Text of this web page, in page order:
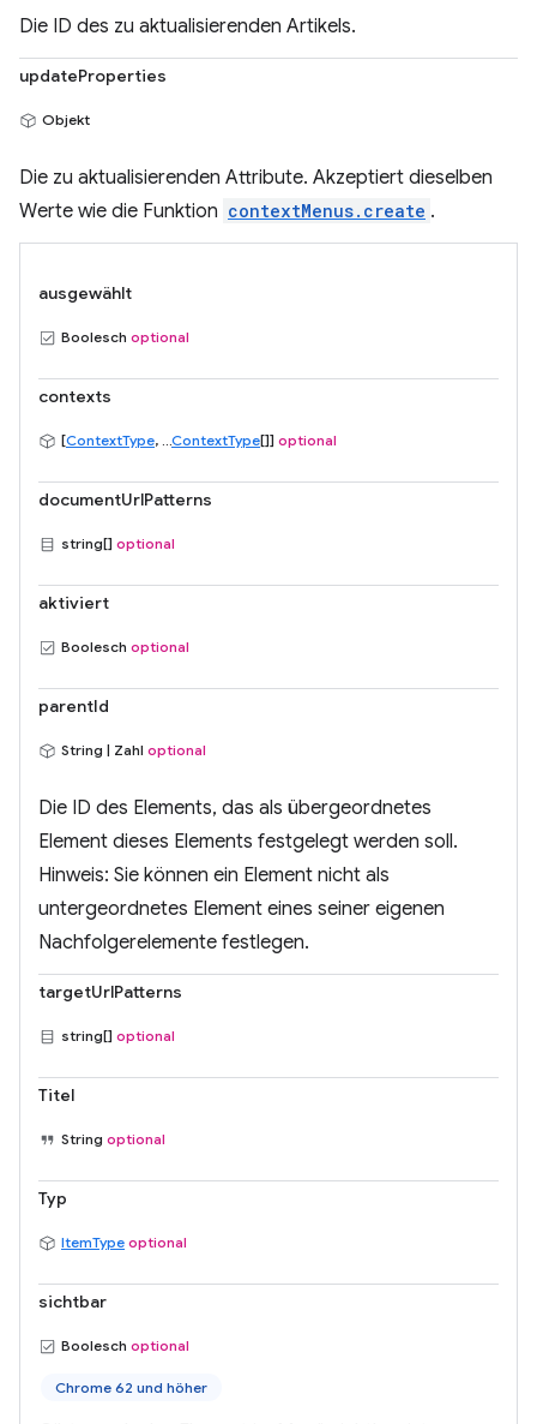
Die ID des zu aktualisierenden Artikels.
updateProperties
Objekt
Die zu aktualisierenden Attribute. Akzeptiert dieselben
Werte wie die Funktion contextMenus.create .
ausgewählt
Boolesch optional
contexts
[ContextType, ...ContextType[]] optional
documentUrlPatterns
string[] optional
aktiviert
Boolesch optional
parentId
String | Zahl optional
Die ID des Elements, das als übergeordnetes
Element dieses Elements festgelegt werden soll.
Hinweis: Sie können ein Element nicht als
untergeordnetes Element eines seiner eigenen
Nachfolgerelemente festlegen.
targetUrlPatterns
string[] optional
Titel
String optional
Typ
ItemType optional
sichtbar
Boolesch optional
Chrome 62 und höher